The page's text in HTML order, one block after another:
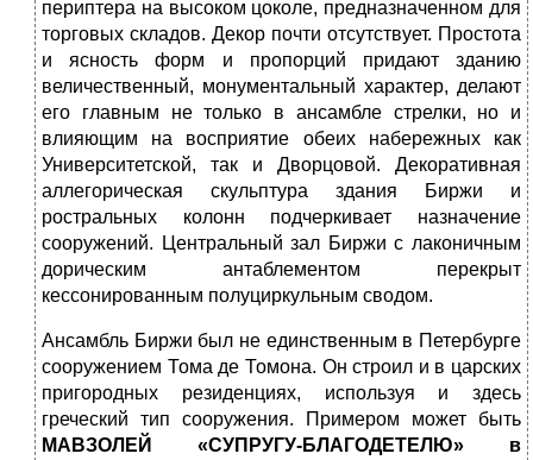
периптера на высоком цоколе, предназначенном для
торговых складов. Декор почти отсутствует. Простота
и ясность форм и пропорций придают зданию
величественный, монументальный характер, делают
его главным не только в ансамбле стрелки, но и
влияющим на восприятие обеих набережных как
Университетской, так и Дворцовой. Декоративная
аллегорическая скульптура здания Биржи и
ростральных колонн подчеркивает назначение
сооружений. Центральный зал Биржи с лаконичным
дорическим антаблементом перекрыт
кессонированным полуциркульным сводом.
Ансамбль Биржи был не единственным в Петербурге
сооружением Тома де Томона. Он строил и в царских
пригородных резиденциях, используя и здесь
греческий тип сооружения. Примером может быть
МАВЗОЛЕЙ «СУПРУГУ-БЛАГОДЕТЕЛЮ»
в